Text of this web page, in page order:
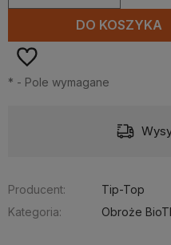
DO KOSZYKA
* - Pole wymagane
Producent:
Tip-Top
Kategoria:
Obroże